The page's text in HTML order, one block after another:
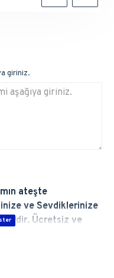
giriniz.
ateşte
ve Sevdiklerinize
Ücretsiz ve